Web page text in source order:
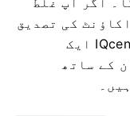
کی تصدیق
IQcent ایک
کے ساتھ